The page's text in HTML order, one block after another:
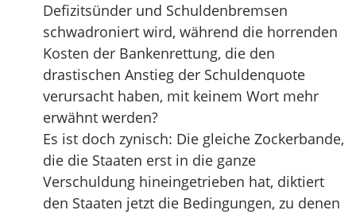
Defizitsünder und Schuldenbremsen
schwadroniert wird, während die horrenden
Kosten der Bankenrettung, die den
drastischen Anstieg der Schuldenquote
verursacht haben, mit keinem Wort mehr
erwähnt werden?
Es ist doch zynisch: Die gleiche Zockerbande,
die die Staaten erst in die ganze
Verschuldung hineingetrieben hat, diktiert
den Staaten jetzt die Bedingungen, zu denen